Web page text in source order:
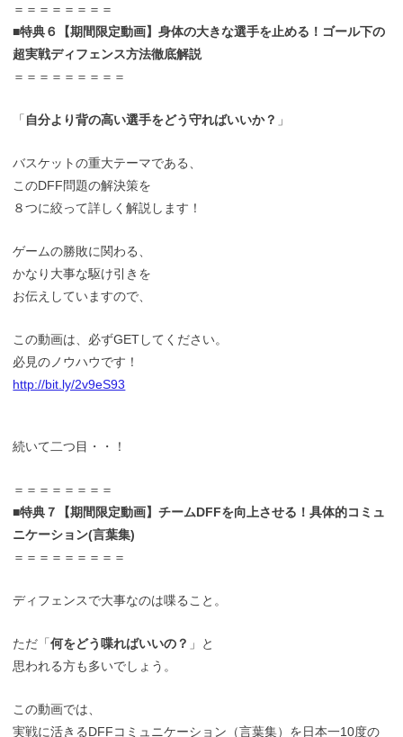
＝＝＝＝＝＝＝＝
■特典６【期間限定動画】身体の大きな選手を止める！ゴール下の
超実戦ディフェンス方法徹底解説
＝＝＝＝＝＝＝＝＝
「 自分より背の高い選手をどう守ればいいか？ 」
バスケットの重大テーマである、
このDFF問題の解決策を
８つに絞って詳しく解説します！
ゲームの勝敗に関わる、
かなり大事な駆け引きを
お伝えしていますので、
この動画は、必ずGETしてください。
必見のノウハウです！
http://bit.ly/2v9eS93
続いて二つ目・・！
＝＝＝＝＝＝＝＝
■特典７【期間限定動画】チームDFFを向上させる！具体的コミュ
ニケーション(言葉集)
＝＝＝＝＝＝＝＝＝
ディフェンスで大事なのは喋ること。
ただ「何をどう喋ればいいの？ 」と
思われる方も多いでしょう。
この動画では、
実戦に活きるDFFコミュニケーション（言葉集）を日本一10度の